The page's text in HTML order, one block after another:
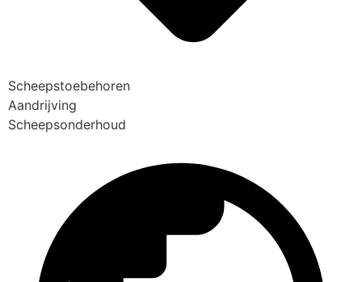
Scheepstoebehoren
Aandrijving
Scheepsonderhoud